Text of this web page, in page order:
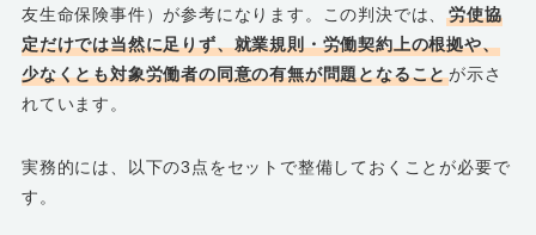
友生命保険事件）が参考になります。この判決では、労使協
定だけでは当然に足りず、就業規則・労働契約上の根拠や、
少なくとも対象労働者の同意の有無が問題となることが示さ
れています。
実務的には、以下の3点をセットで整備しておくことが必要で
す。